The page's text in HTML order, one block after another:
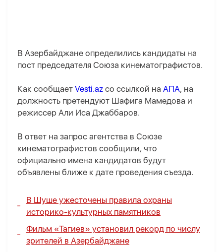
В Азербайджане определились кандидаты на
пост председателя Союза кинематографистов.
Как сообщает Vesti.az со ссылкой на АПА, на
должность претендуют Шафига Мамедова и
режиссер Али Иса Джаббаров.
В ответ на запрос агентства в Союзе
кинематографистов сообщили, что
официально имена кандидатов будут
объявлены ближе к дате проведения съезда.
В Шуше ужесточены правила охраны
историко-культурных памятников
Фильм «Тагиев» установил рекорд по числу
зрителей в Азербайджане